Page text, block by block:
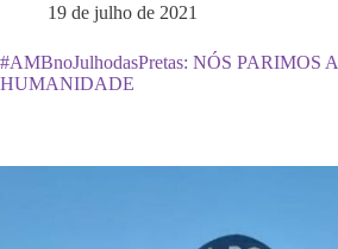
19 de julho de 2021
#AMBnoJulhodasPretas: NÓS PARIMOS A
HUMANIDADE